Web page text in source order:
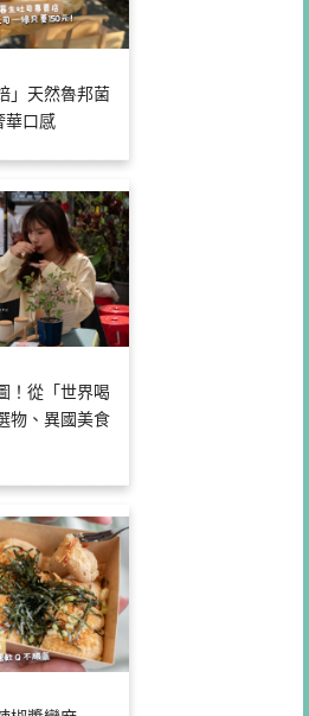
」天然魯邦菌
華口感
！從「世界喝
物、異國美食